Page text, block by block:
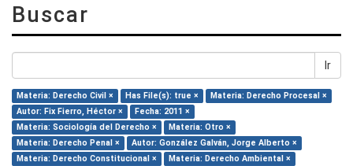
Buscar
Ir
Materia: Derecho Civil × Has File(s): true ×
Materia: Derecho Procesal ×
Autor: Fix Fierro, Héctor ×
Fecha: 2011 ×
Materia: Sociología del Derecho ×
Materia: Otro ×
Materia: Derecho Penal ×
Autor: González Galván, Jorge Alberto ×
Materia: Derecho Constitucional ×
Materia: Derecho Ambiental ×